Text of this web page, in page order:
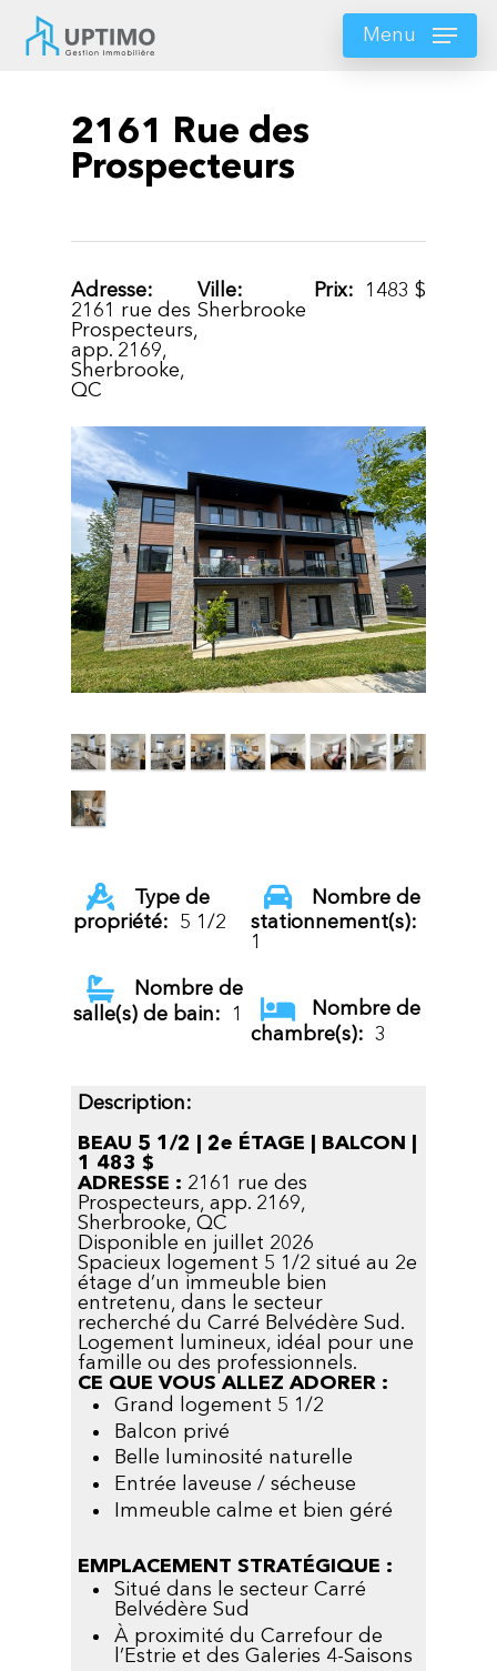
main
Menu
2161 Rue des
Prospecteurs
Adresse:
2161 rue des
Prospecteurs,
app. 2169,
Sherbrooke,
QC
Ville:
Sherbrooke
Prix: 1483 $
Type de
propriété:
5 1/2
Nombre de
salle(s) de bain:
1
Nombre de
stationnement(s):
1
Nombre de
chambre(s):
3
Description:
BEAU 5 1/2 | 2e ÉTAGE | BALCON |
1 483 $
ADRESSE : 2161 rue des
Prospecteurs, app. 2169,
Sherbrooke, QC
Disponible en juillet 2026
Spacieux logement 5 1/2 situé au 2e
étage d’un immeuble bien
entretenu, dans le secteur
recherché du Carré Belvédère Sud.
Logement lumineux, idéal pour une
famille ou des professionnels.
CE QUE VOUS ALLEZ ADORER :
Grand logement 5 1/2
Balcon privé
Belle luminosité naturelle
Entrée laveuse / sécheuse
Immeuble calme et bien géré
EMPLACEMENT STRATÉGIQUE :
Situé dans le secteur Carré
Belvédère Sud
À proximité du Carrefour de
l’Estrie et des Galeries 4-Saisons